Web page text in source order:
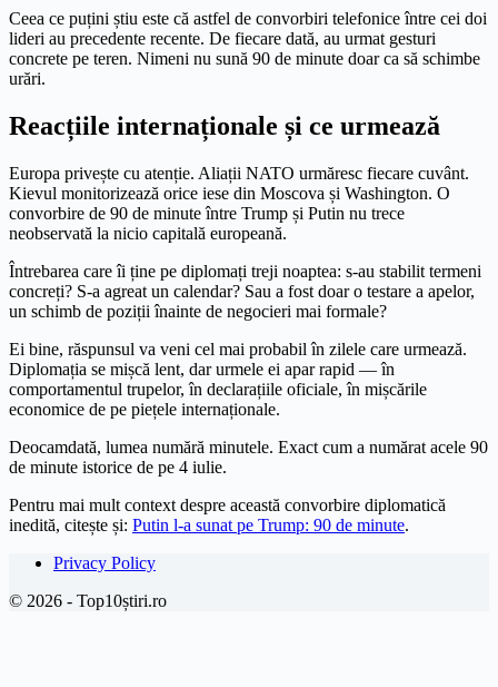
Ceea ce puțini știu este că astfel de convorbiri telefonice între cei doi
lideri au precedente recente. De fiecare dată, au urmat gesturi
concrete pe teren. Nimeni nu sună 90 de minute doar ca să schimbe
urări.
Reacțiile internaționale și ce urmează
Europa privește cu atenție. Aliații NATO urmăresc fiecare cuvânt.
Kievul monitorizează orice iese din Moscova și Washington. O
convorbire de 90 de minute între Trump și Putin nu trece
neobservată la nicio capitală europeană.
Întrebarea care îi ține pe diplomați treji noaptea: s-au stabilit termeni
concreți? S-a agreat un calendar? Sau a fost doar o testare a apelor,
un schimb de poziții înainte de negocieri mai formale?
Ei bine, răspunsul va veni cel mai probabil în zilele care urmează.
Diplomația se mișcă lent, dar urmele ei apar rapid — în
comportamentul trupelor, în declarațiile oficiale, în mișcările
economice de pe piețele internaționale.
Deocamdată, lumea numără minutele. Exact cum a numărat acele 90
de minute istorice de pe 4 iulie.
Pentru mai mult context despre această convorbire diplomatică
inedită, citește și: Putin l-a sunat pe Trump: 90 de minute.
Privacy Policy
© 2026 - Top10știri.ro